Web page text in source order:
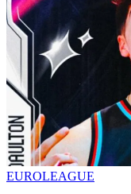
EUROLEAGUE